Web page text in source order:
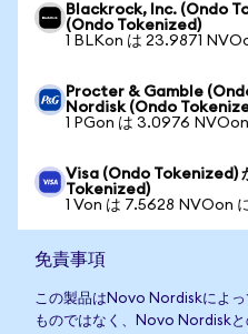
Blackrock, Inc. (Ondo
(Ondo Tokenized)
1 BLKon は 23.9871
Procter & Gamble
Nordisk (Ondo
1 PGon は 3.0976
Visa (Ondo Tokenized)
Tokenized)
1 Von は 7.5628 NVOon
免責事項
この製品はNovo Nordiskによ
ものではなく、Novo Nordiskと